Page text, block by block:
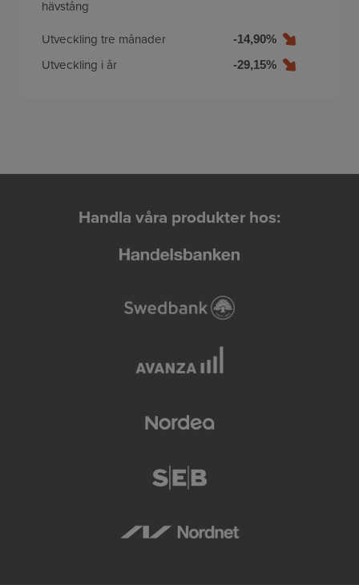
hävstång
Utveckling tre månader
-14,90%
Utveckling i år -29,15%
Handla våra produkter hos: